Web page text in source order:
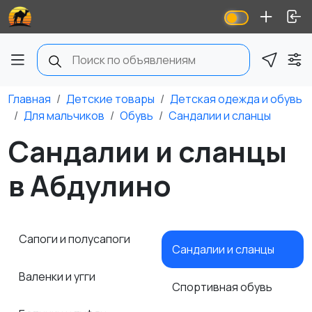
Главная Детские товары
Детская одежда и обувь
Для мальчиков
Обувь Сандалии и сланцы
Сандалии и сланцы
в Абдулино
Сапоги и полусапоги
Валенки и угги
Сандалии и сланцы
Спортивная обувь